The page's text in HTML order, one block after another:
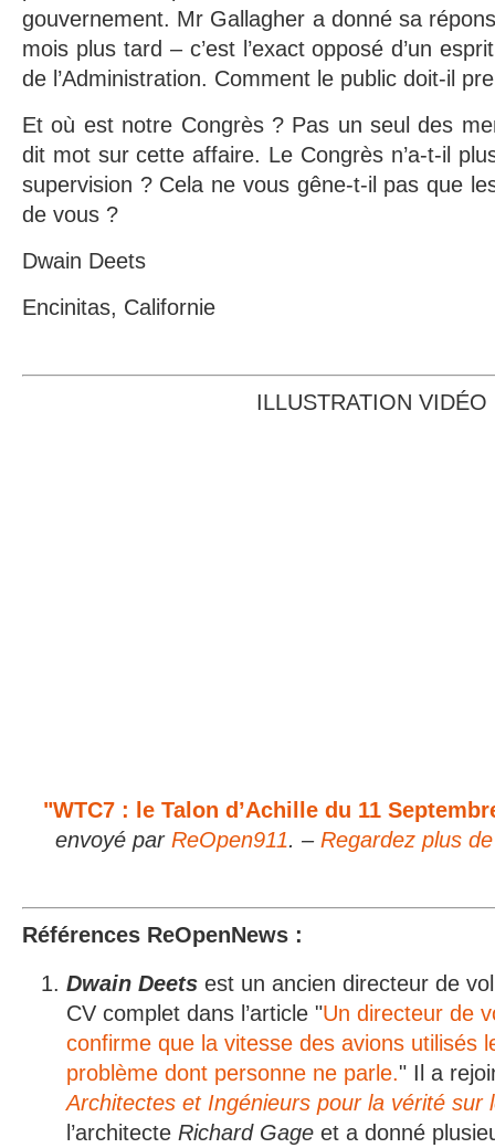
gouvernement. Mr Gallagher a donné sa
mois plus tard – c’est l’exact opposé d’un
de l’Administration. Comment le public doit-il
Et où est notre Congrès ? Pas un seul des
dit mot sur cette affaire. Le Congrès n’a-t-il
supervision ? Cela ne vous gêne-t-il pas que
de vous ?
Dwain Deets
Encinitas, Californie
ILLUSTRATION VIDÉO
"WTC7 : le Talon d’Achille du 11
envoyé parReOpen911. –Regardez plus
Références ReOpenNews :
Dwain Deets est un ancien directeur de
CV complet dans l’article "Un directeur de
confirme que la vitesse des avions utilisés
problème dont personne ne parle." Il a
Architectes et Ingénieurs pour la vérité sur
l’architecte Richard Gage et a donné